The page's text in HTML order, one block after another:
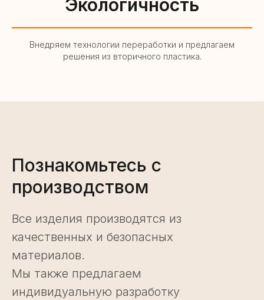
Экологичность
Внедряем технологии переработки и предлагаем
решения из вторичного пластика.
Познакомьтесь с
производством
Все изделия производятся из
качественных и безопасных
материалов.
Мы также предлагаем
индивидуальную разработку